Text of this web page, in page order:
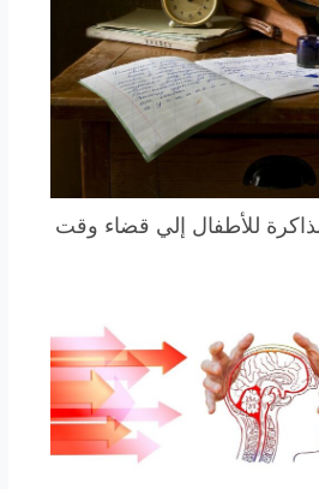
للأطفال إلي قضاء وقت